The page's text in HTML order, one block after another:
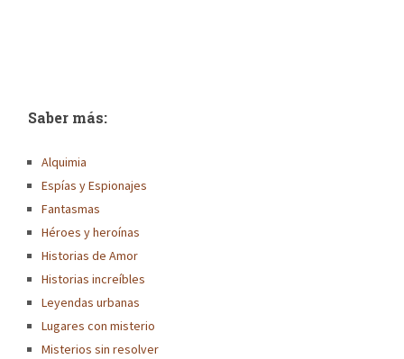
Saber más:
Alquimia
Espías y Espionajes
Fantasmas
Héroes y heroínas
Historias de Amor
Historias increíbles
Leyendas urbanas
Lugares con misterio
Misterios sin resolver